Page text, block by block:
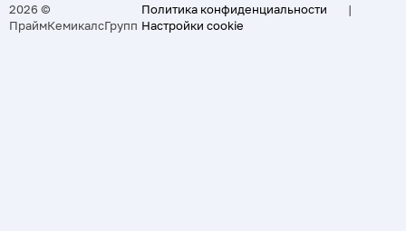
2026 ©
ПраймКемикалсГрупп
Политика конфиденциальности
|
Настройки cookie